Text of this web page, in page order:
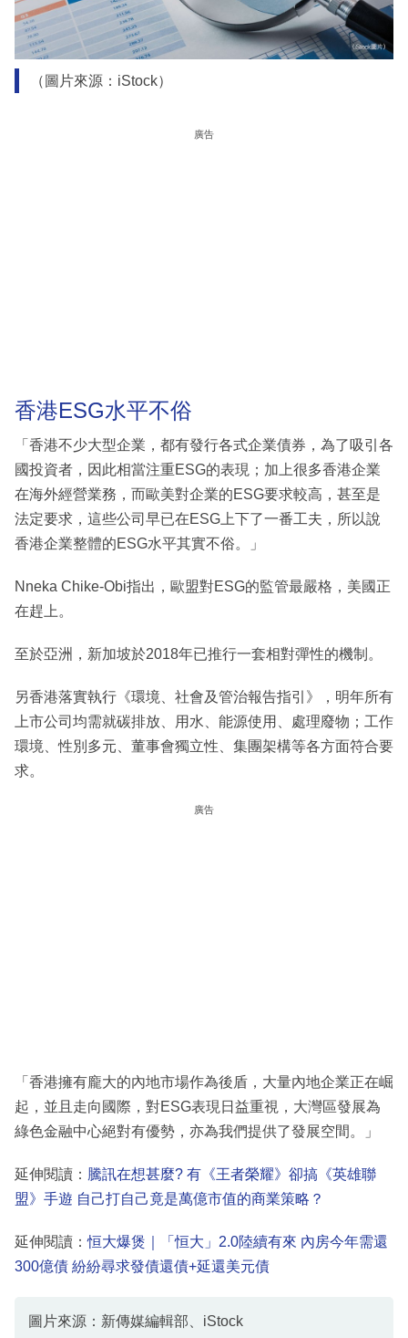
（圖片來源：iStock）
廣告
香港ESG水平不俗
「香港不少大型企業，都有發行各式企業債券，為了吸引各
國投資者，因此相當注重ESG的表現；加上很多香港企業
在海外經營業務，而歐美對企業的ESG要求較高，甚至是
法定要求，這些公司早已在ESG上下了一番工夫，所以說
香港企業整體的ESG水平其實不俗。」
Nneka Chike-Obi指出，歐盟對ESG的監管最嚴格，美國正
在趕上。
至於亞洲，新加坡於2018年已推行一套相對彈性的機制。
另香港落實執行《環境、社會及管治報告指引》，明年所有
上市公司均需就碳排放、用水、能源使用、處理廢物；工作
環境、性別多元、董事會獨立性、集團架構等各方面符合要
求。
廣告
「香港擁有龐大的內地市場作為後盾，大量內地企業正在崛
起，並且走向國際，對ESG表現日益重視，大灣區發展為
綠色金融中心絕對有優勢，亦為我們提供了發展空間。」
延伸閱讀： 騰訊在想甚麼? 有《王者榮耀》卻搞《英雄聯
盟》手遊 自己打自己竟是萬億市值的商業策略？
延伸閱讀：恒大爆煲｜「恒大」2.0陸續有來 內房今年需還
300億債 紛紛尋求發債還債+延還美元債
圖片來源：新傳媒編輯部、iStock